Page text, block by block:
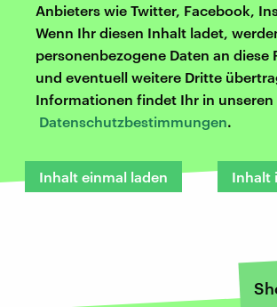
Anbieters wie Twitter, Facebook,
Wenn Ihr diesen Inhalt ladet,
personenbezogene Daten an diese
und eventuell weitere Dritte
Informationen findet Ihr in unseren
Datenschutzbestimmungen.
Inhalt einmal laden Inhalt